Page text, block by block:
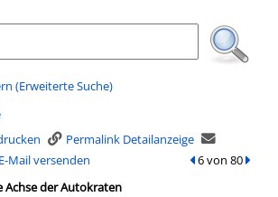
(Erweiterte Suche)
Permalink Detailanzeige
Mail versenden
zum
6 von 80zum
in neuem Tab geöffnet
Achse der Autokraten